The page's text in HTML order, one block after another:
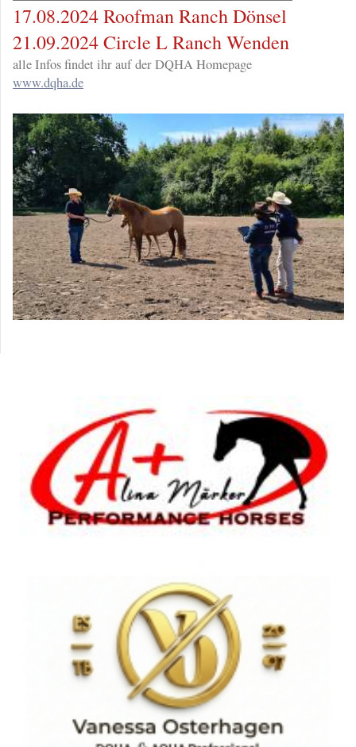
17.08.2024 Roofman Ranch Dönsel
21.09.2024 Circle L Ranch Wenden
alle Infos findet ihr auf der DQHA Homepage
www.dqha.de